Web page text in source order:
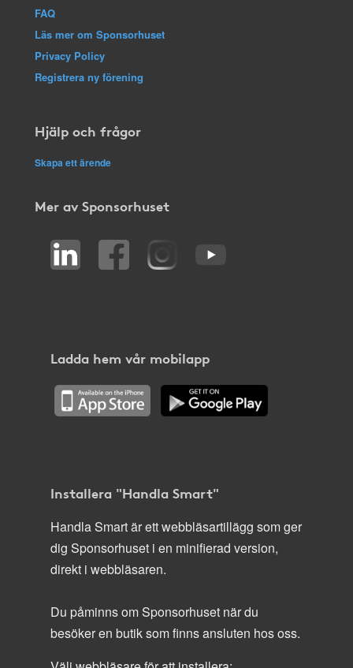
FAQ
Läs mer om Sponsorhuset
Privacy Policy
Registrera ny förening
Hjälp och frågor
Skapa ett ärende
Mer av Sponsorhuset
Ladda hem vår mobilapp
Installera "Handla Smart"
Handla Smart är ett webbläsartillägg som ger
dig Sponsorhuset i en minifierad version,
direkt i webbläsaren.
Du påminns om Sponsorhuset när du
besöker en butik som finns ansluten hos oss.